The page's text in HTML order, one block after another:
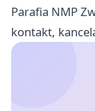
Parafia NMP
kontakt,